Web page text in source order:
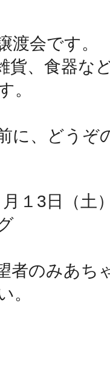
渡会です。
貨、食器な
。
に、どうぞ
１3日（土
者のみあち
。
鴻巣
池袋